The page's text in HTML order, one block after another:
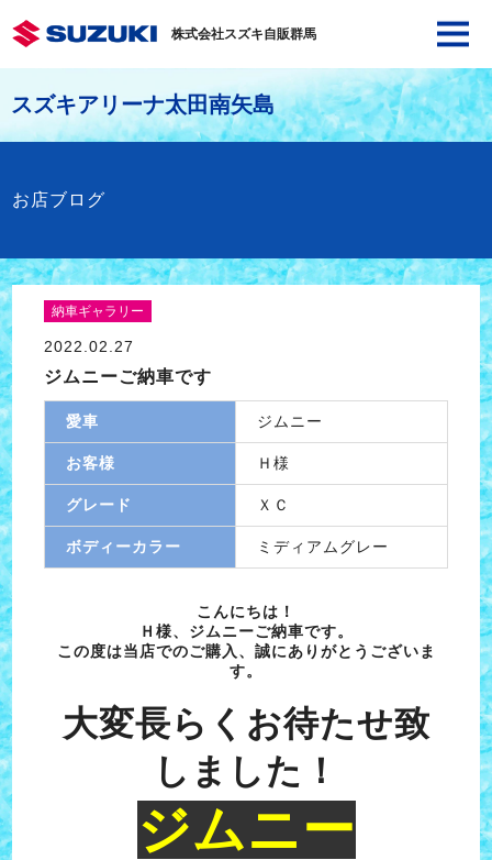
株式会社スズキ自販群馬
スズキアリーナ太田南矢島
お店ブログ
納車ギャラリー
2022.02.27
ジムニーご納車です
愛車 ジムニー
お客様 Ｈ様
グレード ＸＣ
ボディーカラー ミディアムグレー
こんにちは！
Ｈ様、ジムニーご納車です。
この度は当店でのご購入、誠にありがとうございま
す。
大変長らくお待たせ致
しました！
ジムニー